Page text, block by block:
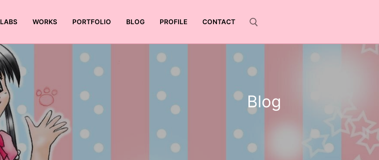
LABS WORKS PORTFOLIO BLOG PROFILE CONTACT
Blog